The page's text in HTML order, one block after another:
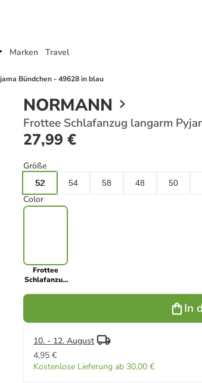
Marken Travel
Bündchen - 49628 in blau
NORMANN
Frottee Schlafanzug langarm
27,99 €
Größe
52 54 58 48 50
Color
Frottee
Schlafanzug
In
10. - 12. August
4,95 €
Kostenlose Lieferung ab 30,00 €